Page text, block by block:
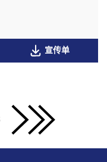
宣传单